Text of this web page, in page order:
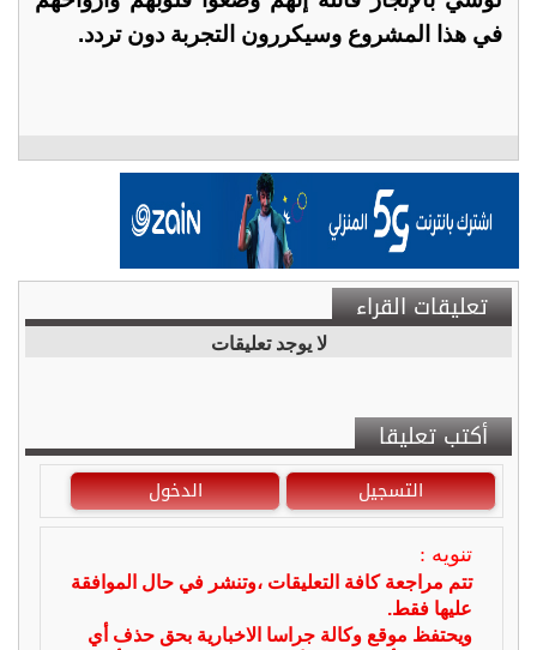
في هذا المشروع وسيكررون التجربة دون تردد.
تعليقات القراء
لا يوجد تعليقات
أكتب تعليقا
التسجيل الدخول
تنويه :
تتم مراجعة كافة التعليقات ،وتنشر في حال الموافقة
عليها فقط.
ويحتفظ موقع وكالة جراسا الاخبارية بحق حذف أي